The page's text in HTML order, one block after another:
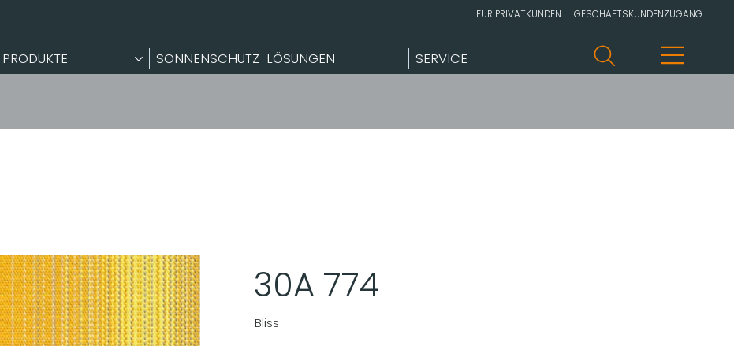
PRODUKTE SONNENSCHUTZ-LÖSUNGEN SERVICE
FÜR PRIVATKUNDEN GESCHÄFTSKUNDENZUGANG
30A 774
Bliss